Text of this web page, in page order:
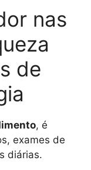
nas
de
, é
exames de
diárias.